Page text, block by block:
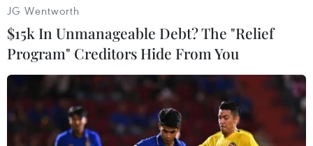
TIN LIÊN QUAN
JG Wentworth
$15k In Unmanageable Debt? The "Relief
Program" Creditors Hide From You